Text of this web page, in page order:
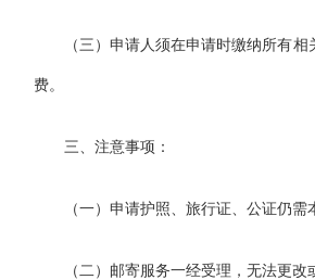
（三）申请人须在申请时缴纳所有
费。
三、注意事项：
（一）申请护照、旅行证、公证仍
（二）邮寄服务一经受理，无法更改